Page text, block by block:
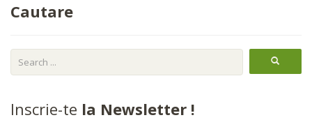
Cautare
Inscrie-te la Newsletter !